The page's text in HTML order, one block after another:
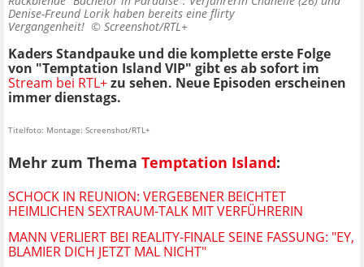
Denise-Freund Lorik haben bereits eine flirty
Vergangenheit! © Screenshot/RTL+
Kaders Standpauke und die komplette erste Folge
von "Temptation Island VIP" gibt es ab sofort im
Stream bei RTL+zu sehen. Neue Episoden erscheinen
immer dienstags.
Titelfoto: Montage: Screenshot/RTL+
Mehr zum Thema Temptation Island:
SCHOCK IN REUNION: VERGEBENER BEICHTET
HEIMLICHEN SEXTRAUM-TALK MIT VERFÜHRERIN
MANN VERLIERT BEI REALITY-FINALE SEINE FASSUNG: "EY,
BLAMIER DICH JETZT MAL NICHT"